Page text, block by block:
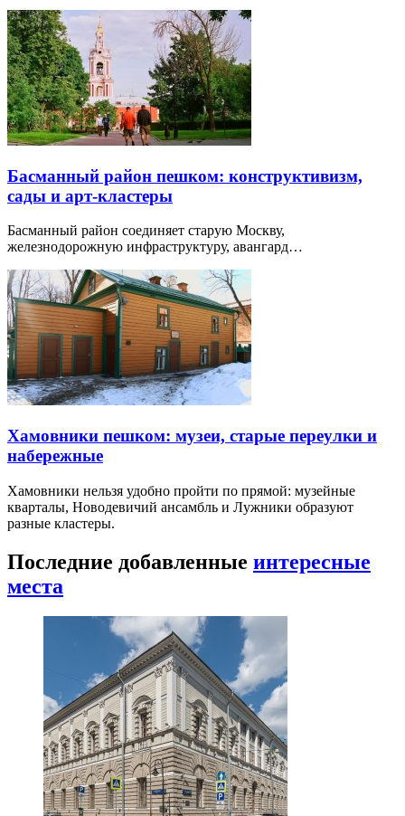
Басманный район пешком: конструктивизм,
сады и арт-кластеры
Басманный район соединяет старую Москву,
железнодорожную инфраструктуру, авангард…
Хамовники пешком: музеи, старые переулки и
набережные
Хамовники нельзя удобно пройти по прямой: музейные
кварталы, Новодевичий ансамбль и Лужники образуют
разные кластеры.
Последние добавленные интересные
места